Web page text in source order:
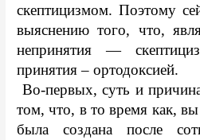
скептицизмом. Поэтому
выяснению того, что,
непринятия —
принятия – ортодоксией.
том, что, в то время как,
была создана после